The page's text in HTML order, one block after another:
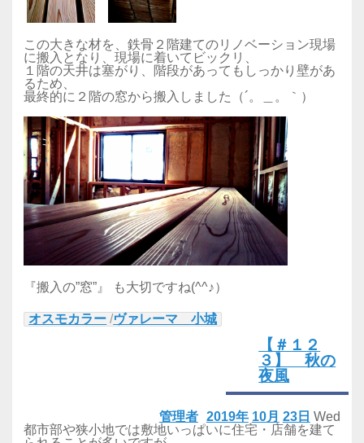
この大きな材を、鉄骨２階建てのリノベーション現場
に搬入となり、現場に着いてビックリ、
１階の天井は塞がり、階段があってもしっかり壁があ
るため、
最終的に２階の窓から搬入しました（´。＿。｀）
『搬入の”窓”』 も大切ですね(^^♪）
オスモカラー /ヴァレーマ 小城
【＃１２
３】 秋の
夜風
2019年 10月 23日 Wed
管理者
都市部や狭小地では敷地いっぱいに住宅・店舗を建て